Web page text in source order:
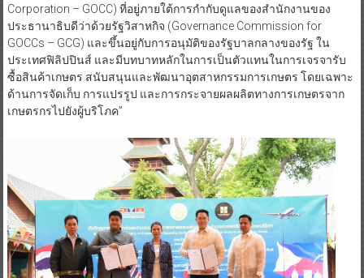
Corporation – GOCC) ที่อยู่ภายใต้การกำกับดูแลของสำนักงานของ
ประธานาธิบดีว่าด้วยรัฐวิสาหกิจ (Governance Commission for
GOCCs – GCG) และขึ้นอยู่กับการอนุมัติของรัฐบาลกลางของรัฐ ใน
ประเทศฟิลิปปินส์ และมีบทบาทหลักในการเป็นตัวแทนในการเจรจารับ
ซื้อสินค้าเกษตร สนับสนุนและพัฒนาอุตสาหกรรมการเกษตร โดยเฉพาะ
ด้านการจัดเก็บ การแปรรูป และการกระจายผลผลิตทางการเกษตรจาก
เกษตรกรไปยังผู้บริโภค”